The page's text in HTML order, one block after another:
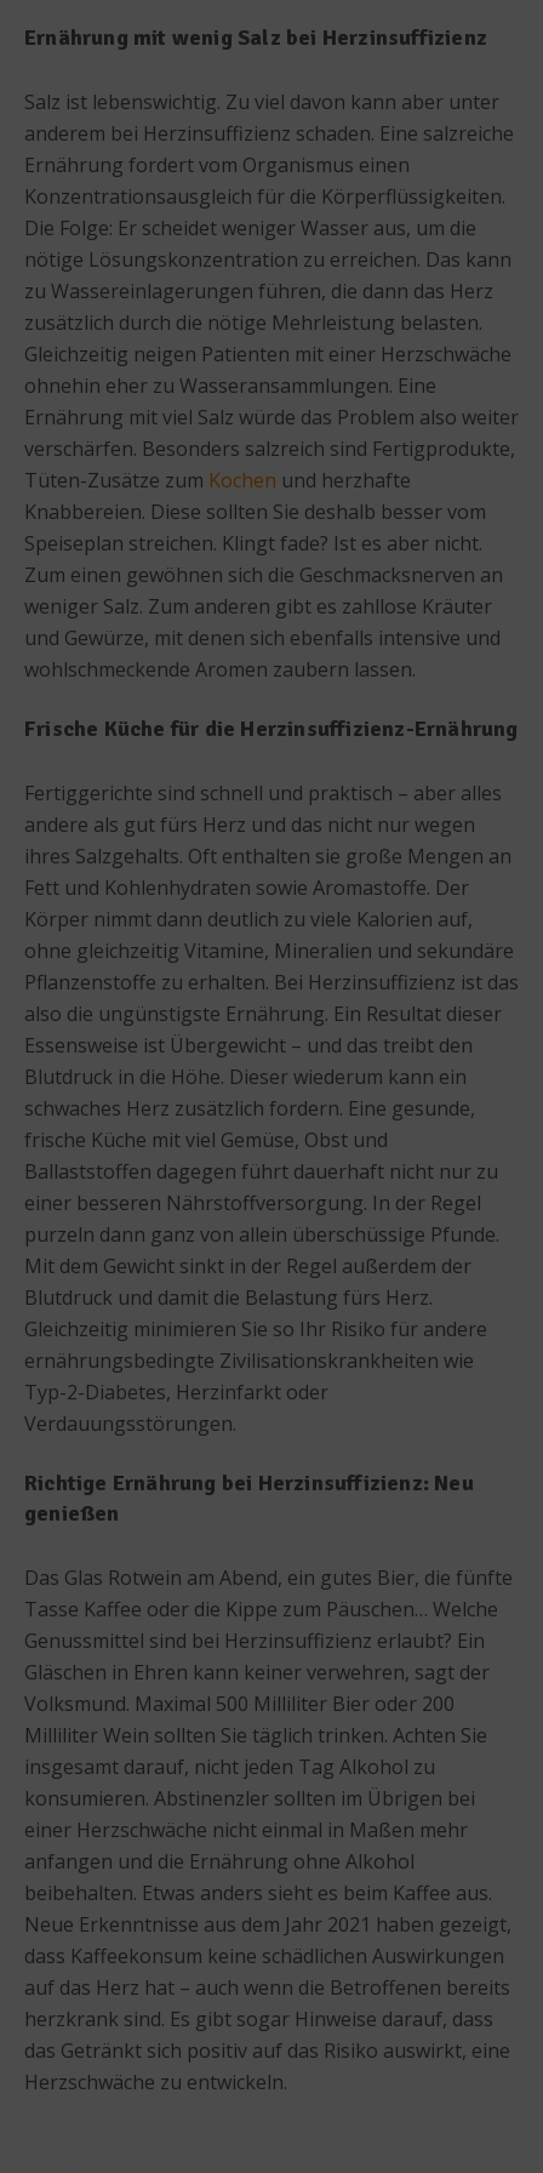
Ernährung mit wenig Salz bei Herzinsuffizienz
Salz ist lebenswichtig. Zu viel davon kann aber unter
anderem bei Herzinsuffizienz schaden. Eine salzreiche
Ernährung fordert vom Organismus einen
Konzentrationsausgleich für die Körperflüssigkeiten.
Die Folge: Er scheidet weniger Wasser aus, um die
nötige Lösungskonzentration zu erreichen. Das kann
zu Wassereinlagerungen führen, die dann das Herz
zusätzlich durch die nötige Mehrleistung belasten.
Gleichzeitig neigen Patienten mit einer Herzschwäche
ohnehin eher zu Wasseransammlungen. Eine
Ernährung mit viel Salz würde das Problem also weiter
verschärfen. Besonders salzreich sind Fertigprodukte,
Tüten-Zusätze zum Kochen und herzhafte
Knabbereien. Diese sollten Sie deshalb besser vom
Speiseplan streichen. Klingt fade? Ist es aber nicht.
Zum einen gewöhnen sich die Geschmacksnerven an
weniger Salz. Zum anderen gibt es zahllose Kräuter
und Gewürze, mit denen sich ebenfalls intensive und
wohlschmeckende Aromen zaubern lassen.
Frische Küche für die Herzinsuffizienz-Ernährung
Fertiggerichte sind schnell und praktisch – aber alles
andere als gut fürs Herz und das nicht nur wegen
ihres Salzgehalts. Oft enthalten sie große Mengen an
Fett und Kohlenhydraten sowie Aromastoffe. Der
Körper nimmt dann deutlich zu viele Kalorien auf,
ohne gleichzeitig Vitamine, Mineralien und sekundäre
Pflanzenstoffe zu erhalten. Bei Herzinsuffizienz ist das
also die ungünstigste Ernährung. Ein Resultat dieser
Essensweise ist Übergewicht – und das treibt den
Blutdruck in die Höhe. Dieser wiederum kann ein
schwaches Herz zusätzlich fordern. Eine gesunde,
frische Küche mit viel Gemüse, Obst und
Ballaststoffen dagegen führt dauerhaft nicht nur zu
einer besseren Nährstoffversorgung. In der Regel
purzeln dann ganz von allein überschüssige Pfunde.
Mit dem Gewicht sinkt in der Regel außerdem der
Blutdruck und damit die Belastung fürs Herz.
Gleichzeitig minimieren Sie so Ihr Risiko für andere
ernährungsbedingte Zivilisationskrankheiten wie
Typ-2-Diabetes, Herzinfarkt oder
Verdauungsstörungen.
Richtige Ernährung bei Herzinsuffizienz: Neu
genießen
Das Glas Rotwein am Abend, ein gutes Bier, die fünfte
Tasse Kaffee oder die Kippe zum Päuschen… Welche
Genussmittel sind bei Herzinsuffizienz erlaubt? Ein
Gläschen in Ehren kann keiner verwehren, sagt der
Volksmund. Maximal 500 Milliliter Bier oder 200
Milliliter Wein sollten Sie täglich trinken. Achten Sie
insgesamt darauf, nicht jeden Tag Alkohol zu
konsumieren. Abstinenzler sollten im Übrigen bei
einer Herzschwäche nicht einmal in Maßen mehr
anfangen und die Ernährung ohne Alkohol
beibehalten. Etwas anders sieht es beim Kaffee aus.
Neue Erkenntnisse aus dem Jahr 2021 haben gezeigt,
dass Kaffeekonsum keine schädlichen Auswirkungen
auf das Herz hat – auch wenn die Betroffenen bereits
herzkrank sind. Es gibt sogar Hinweise darauf, dass
das Getränkt sich positiv auf das Risiko auswirkt, eine
Herzschwäche zu entwickeln.